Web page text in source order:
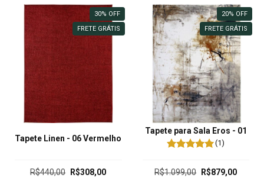
30% OFF
FRETE GRÁTIS
Tapete Linen - 06 Vermelho
R$440,00 R$308,00
20% OFF
FRETE GRÁTIS
Tapete para Sala Eros - 01
(1)
R$1.099,00 R$879,00